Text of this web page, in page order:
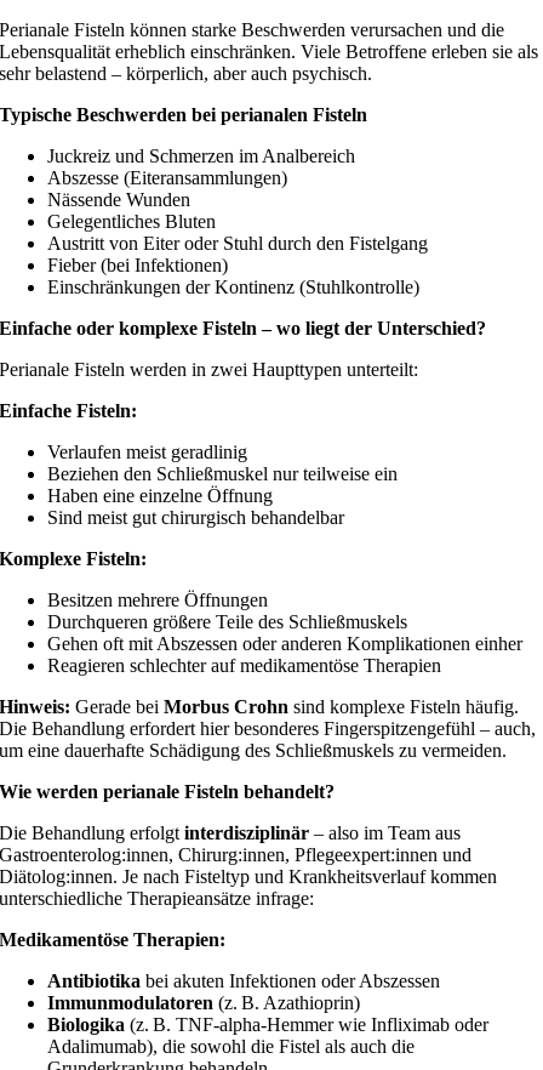
Perianale Fisteln können starke Beschwerden verursachen und die
Lebensqualität erheblich einschränken. Viele Betroffene erleben sie als
sehr belastend – körperlich, aber auch psychisch.
Typische Beschwerden bei perianalen Fisteln
Juckreiz und Schmerzen im Analbereich
Abszesse (Eiteransammlungen)
Nässende Wunden
Gelegentliches Bluten
Austritt von Eiter oder Stuhl durch den Fistelgang
Fieber (bei Infektionen)
Einschränkungen der Kontinenz (Stuhlkontrolle)
Einfache oder komplexe Fisteln – wo liegt der Unterschied?
Perianale Fisteln werden in zwei Haupttypen unterteilt:
Einfache Fisteln:
Verlaufen meist geradlinig
Beziehen den Schließmuskel nur teilweise ein
Haben eine einzelne Öffnung
Sind meist gut chirurgisch behandelbar
Komplexe Fisteln:
Besitzen mehrere Öffnungen
Durchqueren größere Teile des Schließmuskels
Gehen oft mit Abszessen oder anderen Komplikationen einher
Reagieren schlechter auf medikamentöse Therapien
Hinweis: Gerade beiMorbus Crohn sind komplexe Fisteln häufig.
Die Behandlung erfordert hier besonderes Fingerspitzengefühl – auch,
um eine dauerhafte Schädigung des Schließmuskels zu vermeiden.
Wie werden perianale Fisteln behandelt?
Die Behandlung erfolgtinterdisziplinär – also im Team aus
Gastroenterolog:innen, Chirurg:innen, Pflegeexpert:innen und
Diätolog:innen. Je nach Fisteltyp und Krankheitsverlauf kommen
unterschiedliche Therapieansätze infrage:
Medikamentöse Therapien:
Antibiotika bei akuten Infektionen oder Abszessen
Immunmodulatoren (z. B. Azathioprin)
Biologika (z. B. TNF-alpha-Hemmer wie Infliximab oder
Adalimumab), die sowohl die Fistel als auch die